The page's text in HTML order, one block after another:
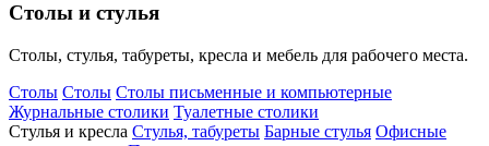
Столы и стулья
Столы, стулья, табуреты, кресла и мебель для рабочего места.
Столы Столы Столы письменные и компьютерные
Журнальные столики Туалетные столики
Стулья и кресла Стулья, табуреты Барные стулья Офисные